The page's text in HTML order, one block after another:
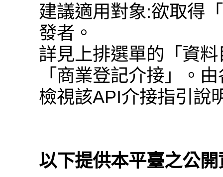
建議適用對象:欲取得
發者。
詳見上排選單的「資
「商業登記介接」。
檢視該API介接指引說
以下提供本平臺之公